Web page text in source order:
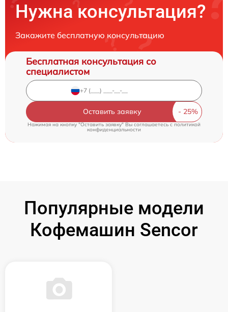
Нужна консультация?
Закажите бесплатную консультацию
Бесплатная консультация со
специалистом
Оставить заявку
Нажимая на кнопку "Оставить заявку" Вы соглашаетесь cполитикой
конфиденциальности
Популярные модели
Кофемашин Sencor